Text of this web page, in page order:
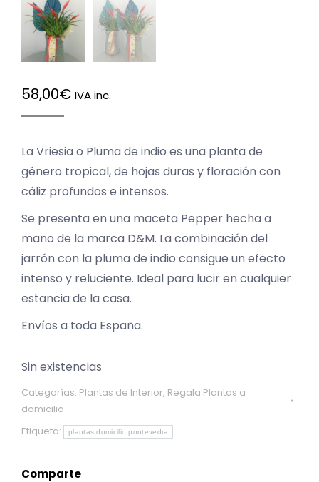
58,00€ IVA inc.
La Vriesia o Pluma de indio es una planta de
género tropical, de hojas duras y floración con
cáliz profundos e intensos.
Se presenta en una maceta Pepper hecha a
mano de la marca D&M. La combinación del
jarrón con la pluma de indio consigue un efecto
intenso y reluciente. Ideal para lucir en cualquier
estancia de la casa.
Envíos a toda España.
Sin existencias
Categorías: Plantas de Interior, Regala Plantas a
domicilio
Etiqueta:
plantas domicilio pontevedra
Comparte